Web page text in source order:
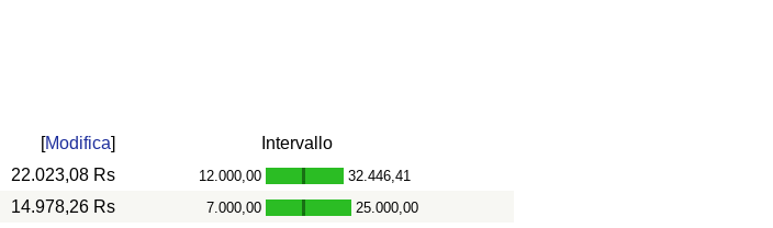
[Modifica]
Intervallo
22.023,08 Rs 12.000,00 - 32.446,41
14.978,26 Rs 7.000,00 - 25.000,00